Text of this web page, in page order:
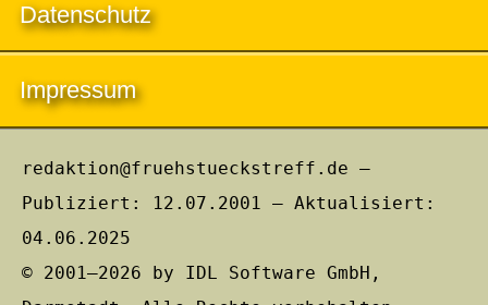
Datenschutz
Impressum
redaktion@fruehstueckstreff.de –
Publiziert: 12.07.2001 – Aktualisiert:
04.06.2025
© 2001–2026 by IDL Software GmbH,